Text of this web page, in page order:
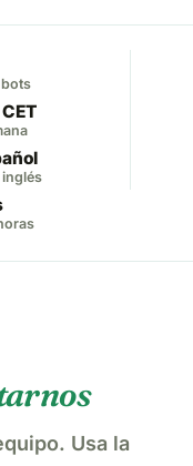
bots
inglés
Usa la